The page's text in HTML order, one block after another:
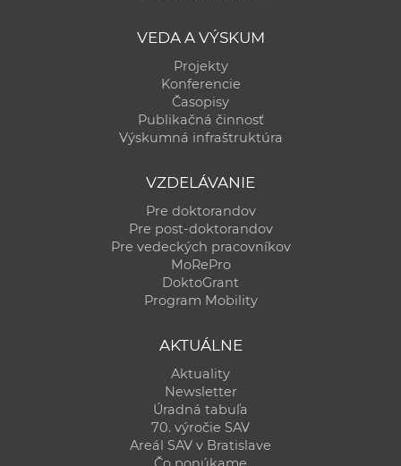
VEDA A VÝSKUM
Projekty
Konferencie
Časopisy
Publikačná činnosť
Výskumná infraštruktúra
VZDELÁVANIE
Pre doktorandov
Pre post-doktorandov
Pre vedeckých pracovníkov
MoRePro
DoktoGrant
Program Mobility
AKTUÁLNE
Aktuality
Newsletter
Úradná tabuľa
70. výročie SAV
Areál SAV v Bratislave